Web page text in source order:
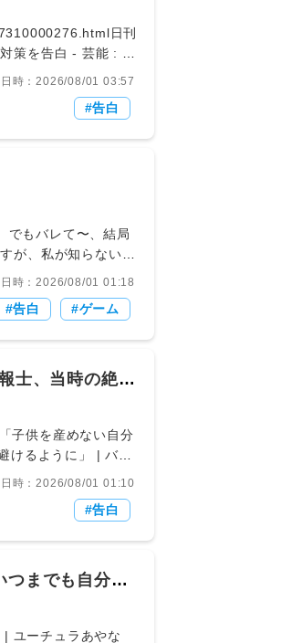
ます。しかし、離
ドを始めちゃったわ
日刊
策を告白 - 芸能 : 日
オールナイトニッ
ラマ撮影時に後頭
時：2026/08/01 03:57
告白
もバレて〜、結局
が、私が知らないだ
時：2026/08/01 01:18
告白 ゲーム
士、当時の絶望
供を産めない自分
けるように」 | バラ
で早発閉経と診断
ーッと熱くなって汗
決まった時間に排
ったりとかして、避
千種さんは「『自分
時：2026/08/01 01:10
告白
つまでも自分の
ユーチュラあやな